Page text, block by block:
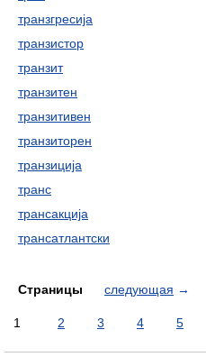
транзгресија
транзистор
транзит
транзитен
транзитивен
транзиторен
транзиција
транс
трансакција
трансатлантски
Страницы следующая →
1 2 3 4 5